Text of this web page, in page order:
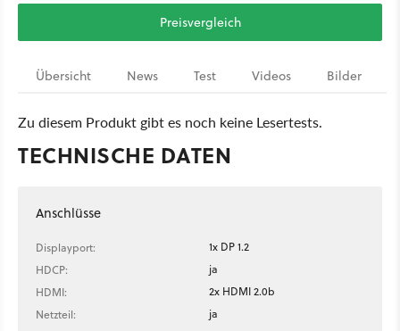
Preisvergleich
Übersicht News Test Videos Bilder
Zu diesem Produkt gibt es noch keine Lesertests.
TECHNISCHE DATEN
Anschlüsse
Displayport:
1x DP 1.2
HDCP:
ja
HDMI:
2x HDMI 2.0b
Netzteil:
ja